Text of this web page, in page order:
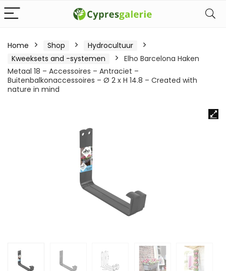
Home Shop
Hydrocultuur
Kweeksets and -systemen
Elho Barcelona Haken
Metaal 18 – Accessoires – Antraciet –
Buitenbalkonaccessoires – Ø 2 x H 14.8 – Created with
nature in mind